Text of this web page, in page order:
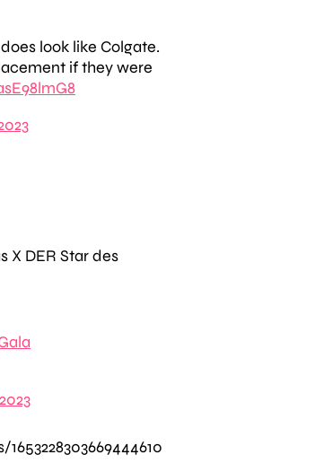
look like Colgate.
if they were
X DER Star des